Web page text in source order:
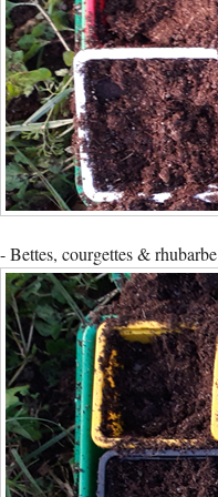
- Bettes, courgettes & rhubarbe